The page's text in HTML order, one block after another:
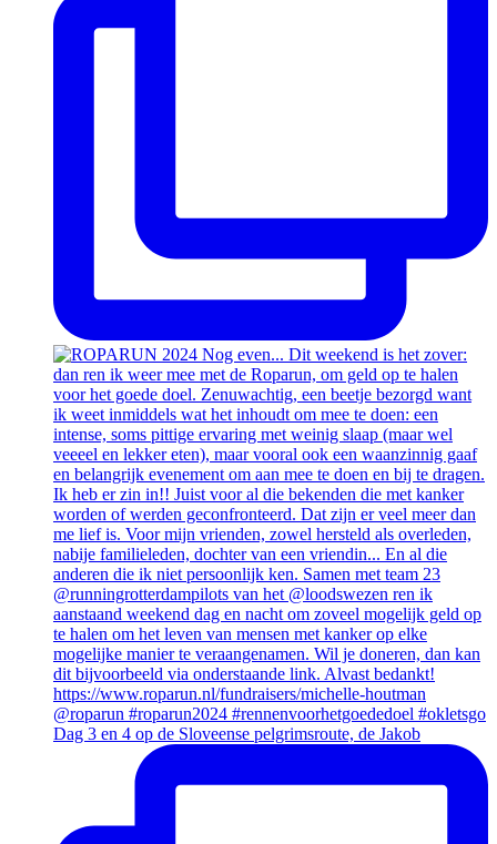
Dag 3 en 4 op de Sloveense pelgrimsroute, de Jakob